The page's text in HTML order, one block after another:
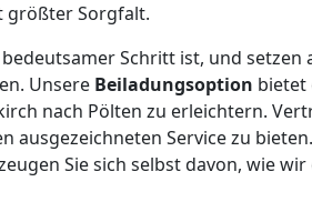
größter Sorgfalt.
Schritt ist, und setzen
Unsere Beiladungsoption bietet
nach Pölten zu erleichtern.
ausgezeichneten Service zu
Sie sich selbst davon, wie